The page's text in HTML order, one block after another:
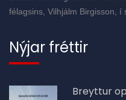
félagsins, Vilhjálm Birgisson, í
Nýjar fréttir
Breyttur